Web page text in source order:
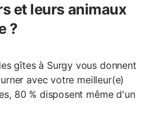
et leurs animaux
?
gîtes à Surgy vous donnent
avec votre meilleur(e)
80 % disposent même d'un